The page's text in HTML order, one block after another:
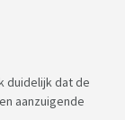
duidelijk dat de
aanzuigende